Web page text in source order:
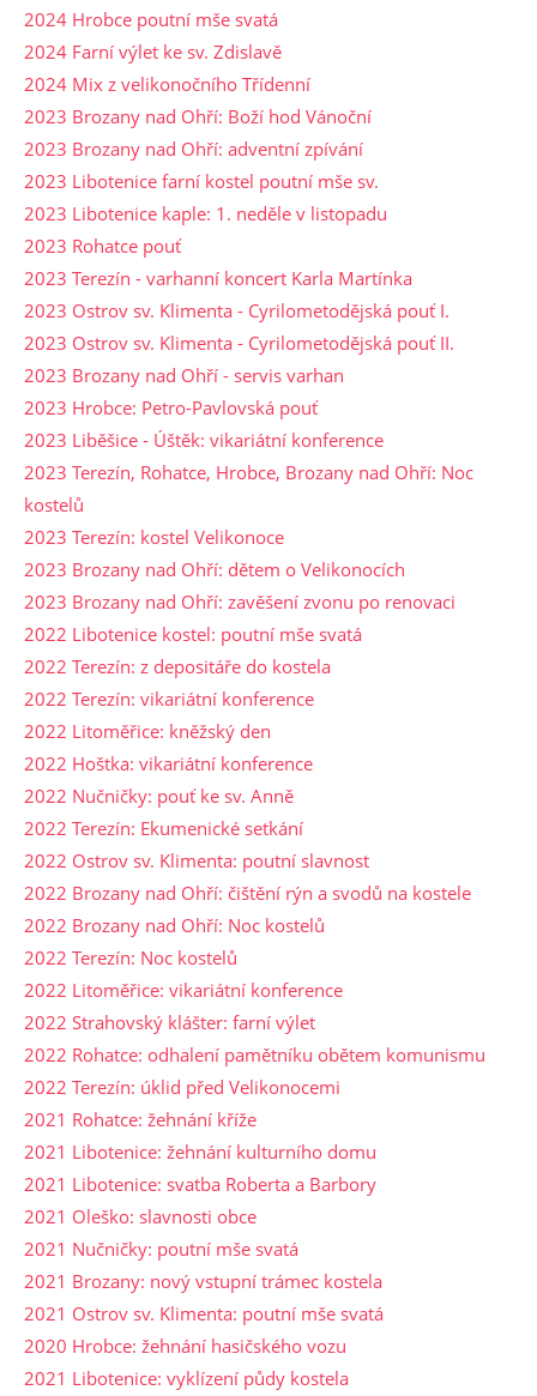
2024 Hrobce poutní mše svatá
2024 Farní výlet ke sv. Zdislavě
2024 Mix z velikonočního Třídenní
2023 Brozany nad Ohří: Boží hod Vánoční
2023 Brozany nad Ohří: adventní zpívání
2023 Libotenice farní kostel poutní mše sv.
2023 Libotenice kaple: 1. neděle v listopadu
2023 Rohatce pouť
2023 Terezín - varhanní koncert Karla Martínka
2023 Ostrov sv. Klimenta - Cyrilometodějská pouť I.
2023 Ostrov sv. Klimenta - Cyrilometodějská pouť II.
2023 Brozany nad Ohří - servis varhan
2023 Hrobce: Petro-Pavlovská pouť
2023 Liběšice - Úštěk: vikariátní konference
2023 Terezín, Rohatce, Hrobce, Brozany nad Ohří: Noc
kostelů
2023 Terezín: kostel Velikonoce
2023 Brozany nad Ohří: dětem o Velikonocích
2023 Brozany nad Ohří: zavěšení zvonu po renovaci
2022 Libotenice kostel: poutní mše svatá
2022 Terezín: z depositáře do kostela
2022 Terezín: vikariátní konference
2022 Litoměřice: kněžský den
2022 Hoštka: vikariátní konference
2022 Nučničky: pouť ke sv. Anně
2022 Terezín: Ekumenické setkání
2022 Ostrov sv. Klimenta: poutní slavnost
2022 Brozany nad Ohří: čištění rýn a svodů na kostele
2022 Brozany nad Ohří: Noc kostelů
2022 Terezín: Noc kostelů
2022 Litoměřice: vikariátní konference
2022 Strahovský klášter: farní výlet
2022 Rohatce: odhalení pamětníku obětem komunismu
2022 Terezín: úklid před Velikonocemi
2021 Rohatce: žehnání kříže
2021 Libotenice: žehnání kulturního domu
2021 Libotenice: svatba Roberta a Barbory
2021 Oleško: slavnosti obce
2021 Nučničky: poutní mše svatá
2021 Brozany: nový vstupní trámec kostela
2021 Ostrov sv. Klimenta: poutní mše svatá
2020 Hrobce: žehnání hasičského vozu
2021 Libotenice: vyklízení půdy kostela